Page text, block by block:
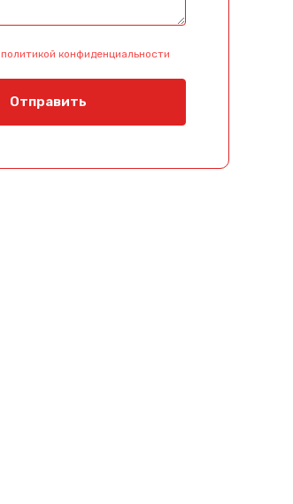
политикой конфиденциальности
Отправить